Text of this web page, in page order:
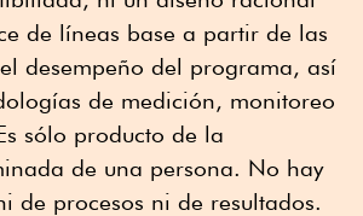
de líneas base a partir de las
desempeño del programa, así
de medición, monitoreo
sólo producto de la
de una persona. No hay
de procesos ni de resultados.